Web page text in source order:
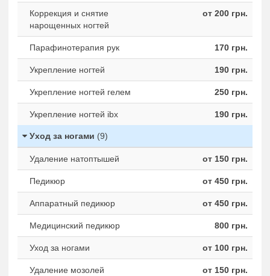
Коррекция и снятие
нарощенных ногтей
от 200 грн.
Парафинотерапия рук 170 грн.
Укрепление ногтей 190 грн.
Укрепление ногтей гелем 250 грн.
Укрепление ногтей ibx 190 грн.
Уход за ногами (9)
Удаление натоптышей от 150 грн.
Педикюр от 450 грн.
Аппаратный педикюр от 450 грн.
Медицинский педикюр 800 грн.
Уход за ногами от 100 грн.
Удаление мозолей от 150 грн.